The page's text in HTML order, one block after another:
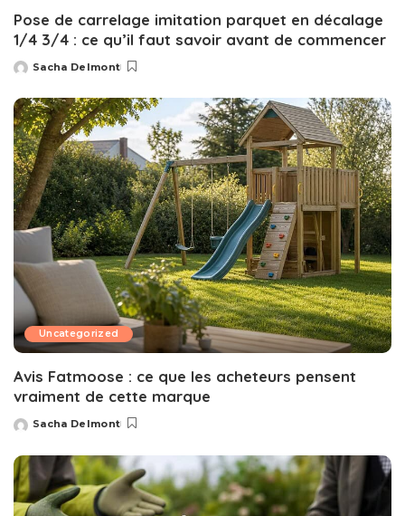
Pose de carrelage imitation parquet en décalage
1/4 3/4 : ce qu’il faut savoir avant de commencer
Posted
Sacha Delmont
Uncategorized
Avis Fatmoose : ce que les acheteurs pensent
vraiment de cette marque
Posted
Sacha Delmont